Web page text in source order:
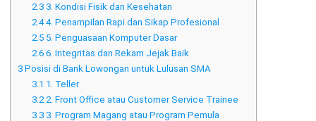
2.33. Kondisi Fisik dan Kesehatan
2.44. Penampilan Rapi dan Sikap Profesional
2.55. Penguasaan Komputer Dasar
2.66. Integritas dan Rekam Jejak Baik
3 Posisi di Bank Lowongan untuk Lulusan SMA
3.1 1. Teller
3.22. Front Office atau Customer Service Trainee
3.33. Program Magang atau Program Pemula